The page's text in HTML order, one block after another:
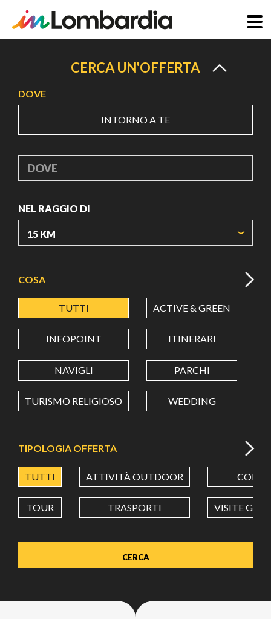
principale
CERCA UN'OFFERTA
DOVE
INTORNO A TE
DOVE
NEL RAGGIO DI
LATITUDINE
LONGITUDINE
Value in decimal degrees. Use dot (.) as decimal separator.
COSA
TUTTI ACTIVE & GREEN
INFOPOINT ITINERARI
NAVIGLI PARCHI
TURISMO RELIGIOSO WEDDING
TIPOLOGIA OFFERTA
TUTTI ATTIVITÀ OUTDOOR CORSI
TOUR TRASPORTI VISITE